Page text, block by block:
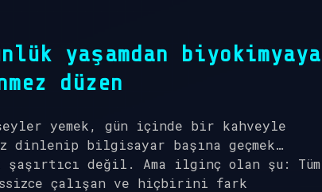
yaşamdan biyokimyaya
düzen
yemek, gün içinde bir kahveyle
dinlenip bilgisayar başına geçmek…
değil. Ama ilginç olan şu: Tüm
çalışan ve hiçbirini fark